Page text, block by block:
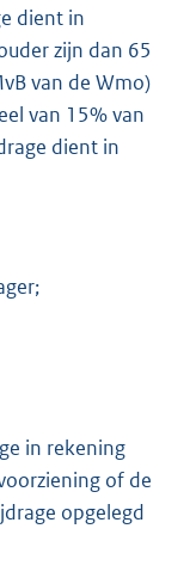
dient in
zijn dan 65
van de Wmo)
van 15% van
dient in
in rekening
of de
opgelegd